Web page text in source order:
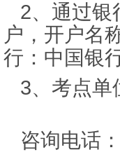
2、通过银
户，开户名
行：中国银
3、考点单
咨询电话